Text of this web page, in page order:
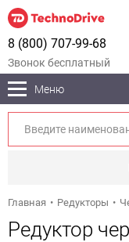
8 (800) 707-99-68
Звонок бесплатный
Меню
Главная Редукторы
Редуктор